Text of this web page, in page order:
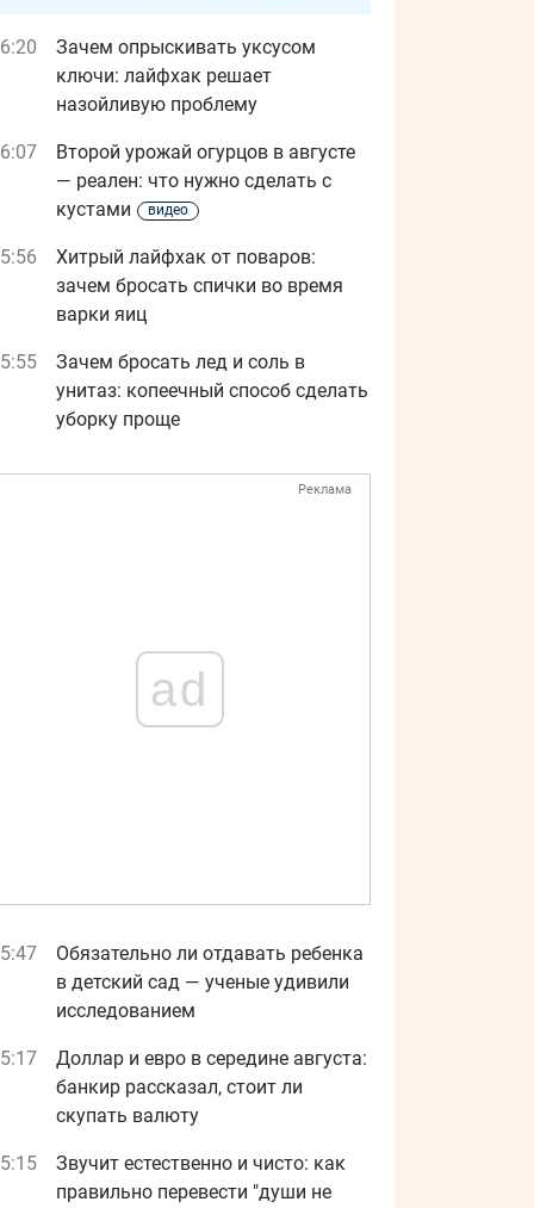
Зачем опрыскивать уксусом
ключи: лайфхак решает
назойливую проблему
Второй урожай огурцов в августе
— реален: что нужно сделать с
кустами
видео
Хитрый лайфхак от поваров:
зачем бросать спички во время
варки яиц
Зачем бросать лед и соль в
унитаз: копеечный способ сделать
уборку проще
Реклама
ad
Обязательно ли отдавать ребенка
в детский сад — ученые удивили
исследованием
Доллар и евро в середине августа:
банкир рассказал, стоит ли
скупать валюту
Звучит естественно и чисто: как
правильно перевести "души не